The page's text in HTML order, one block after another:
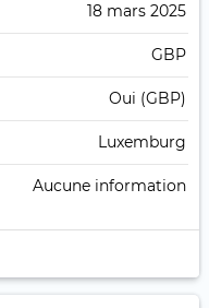
18 mars 2025
GBP
Oui (GBP)
Luxemburg
Aucune information